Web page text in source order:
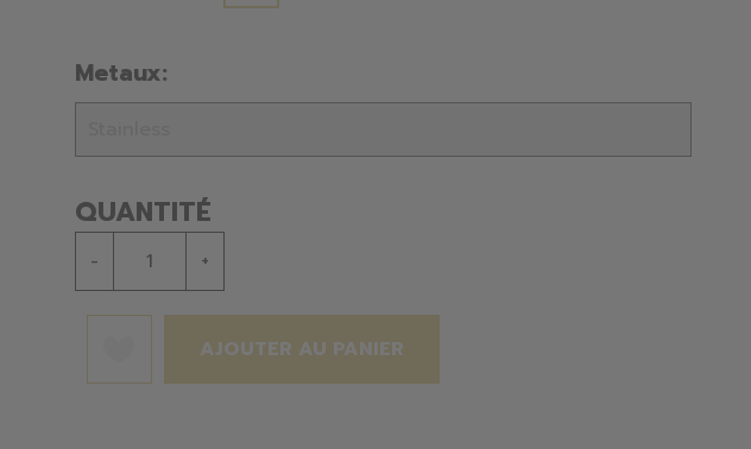
Metaux:
QUANTITÉ
- +
AJOUTER AU PANIER